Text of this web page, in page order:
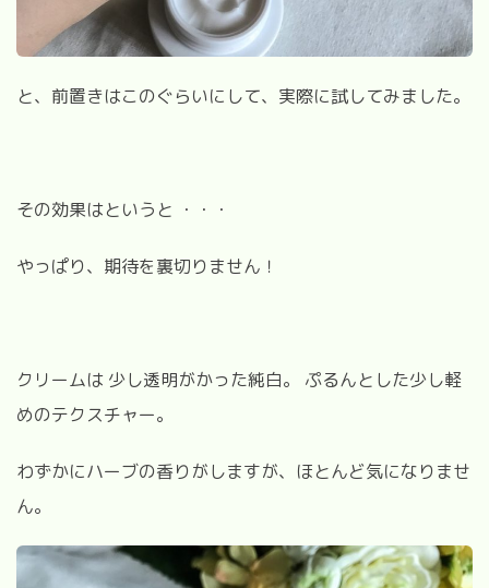
と、前置きはこのぐらいにして、実際に試してみました。
その効果はというと ・・・
やっぱり、期待を裏切りません！
クリームは 少し透明がかった純白。 ぷるんとした少し軽
めのテクスチャー。
わずかにハーブの香りがしますが、ほとんど気になりませ
ん。